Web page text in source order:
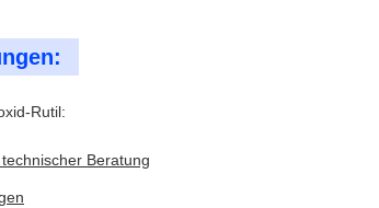
Rutil:
Beratung